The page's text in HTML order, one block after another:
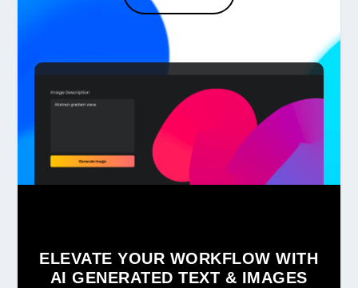
ELEVATE YOUR WORKFLOW WITH
AI GENERATED TEXT & IMAGES